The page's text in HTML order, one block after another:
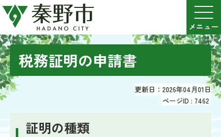
税務証明の申請書
更新日：2026年04月01日
ページID : 7462
証明の種類